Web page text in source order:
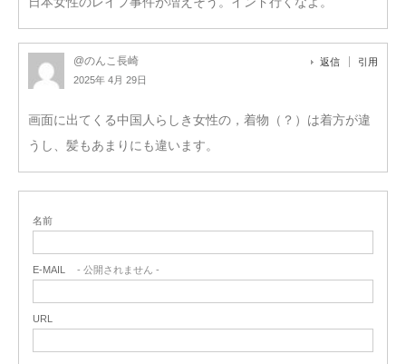
@のんこ長崎
2025年 4月 29日
返信 引用
画面に出てくる中国人らしき女性の，着物（？）は着方が違
うし、髪もあまりにも違います。
名前
E-MAIL - 公開されません -
URL